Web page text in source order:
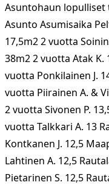
Asuntohaun lopulliset
Asunto Asumisaika
17,5m2 2 vuotta
38m2 2 vuotta Atak K.
vuotta Ponkilainen J.
vuotta Piirainen A. &
2 vuotta Sivonen P.
vuotta Talkkari A. 13
Kontkanen J. 12,5
Lahtinen A. 12,5
Pietarinen S. 12,5